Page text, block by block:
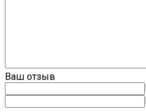
Ваш отзыв